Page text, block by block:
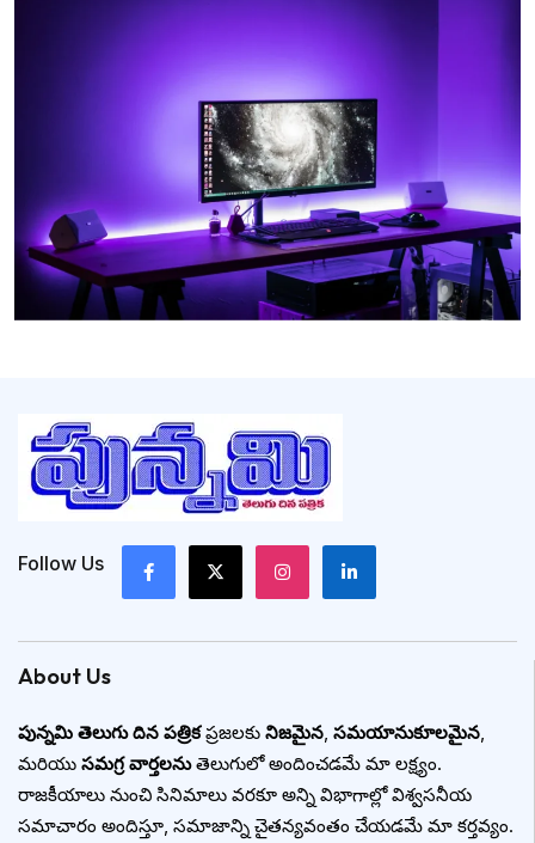
Follow Us
About Us
పున్నమి తెలుగు దిన పత్రికప్రజలకు నిజమైన, సమయానుకూలమైన,
మరియు సమగ్ర వార్తలనుతెలుగులో అందించడమే మా లక్ష్యం.
రాజకీయాలు నుంచి సినిమాలు వరకూ అన్ని విభాగాల్లో విశ్వసనీయ
సమాచారం అందిస్తూ, సమాజాన్ని చైతన్యవంతం చేయడమే మా కర్తవ్యం.